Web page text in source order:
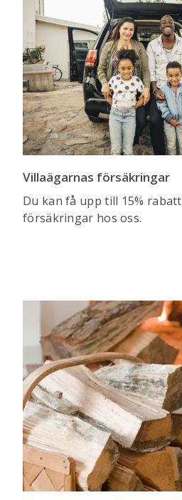
Villaägarnas försäkringar
Du kan få upp till 15%
försäkringar hos oss.